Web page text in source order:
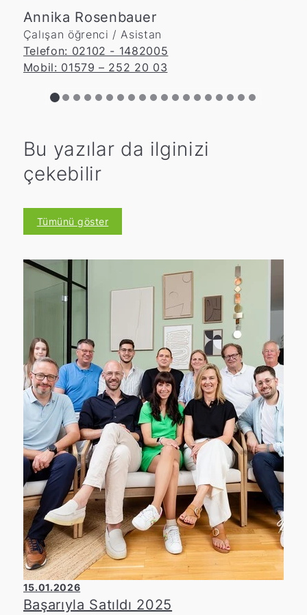
Annika Rosenbauer
Çalışan öğrenci / Asistan
Telefon: 02102 - 1482005
Mobil: 01579 – 252 20 03
Bu yazılar da ilginizi
çekebilir
Tümünü göster
15.01.2026
Başarıyla Satıldı 2025